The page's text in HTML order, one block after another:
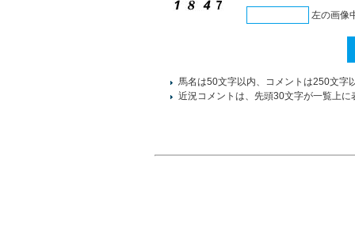
左の画像
馬名は50文字以内、コメントは250文字
近況コメントは、先頭30文字が一覧上に